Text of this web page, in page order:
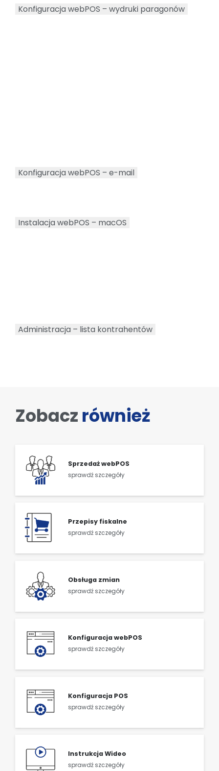
Konfiguracja webPOS – wydruki paragonów
Konfiguracja webPOS – e-mail
Instalacja webPOS – macOS
Administracja – lista kontrahentów
Zobacz również
Sprzedaż webPOS
sprawdź szczegóły
Przepisy fiskalne
sprawdź szczegóły
Obsługa zmian
sprawdź szczegóły
Konfiguracja webPOS
sprawdź szczegóły
Konfiguracja POS
sprawdź szczegóły
Instrukcja Wideo
sprawdź szczegóły